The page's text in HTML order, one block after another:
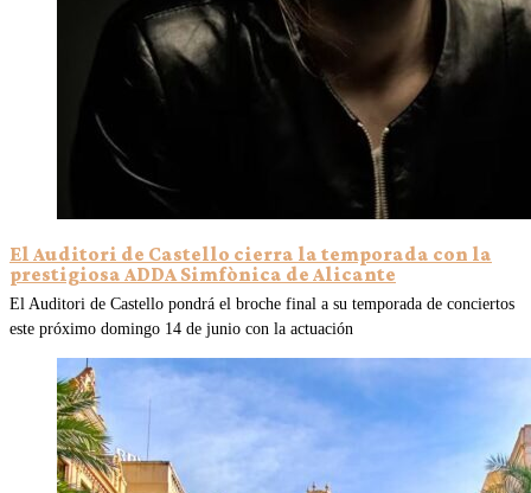
El Auditori de Castello cierra la temporada con la
prestigiosa ADDA Simfònica de Alicante
El Auditori de Castello pondrá el broche final a su temporada de conciertos
este próximo domingo 14 de junio con la actuación